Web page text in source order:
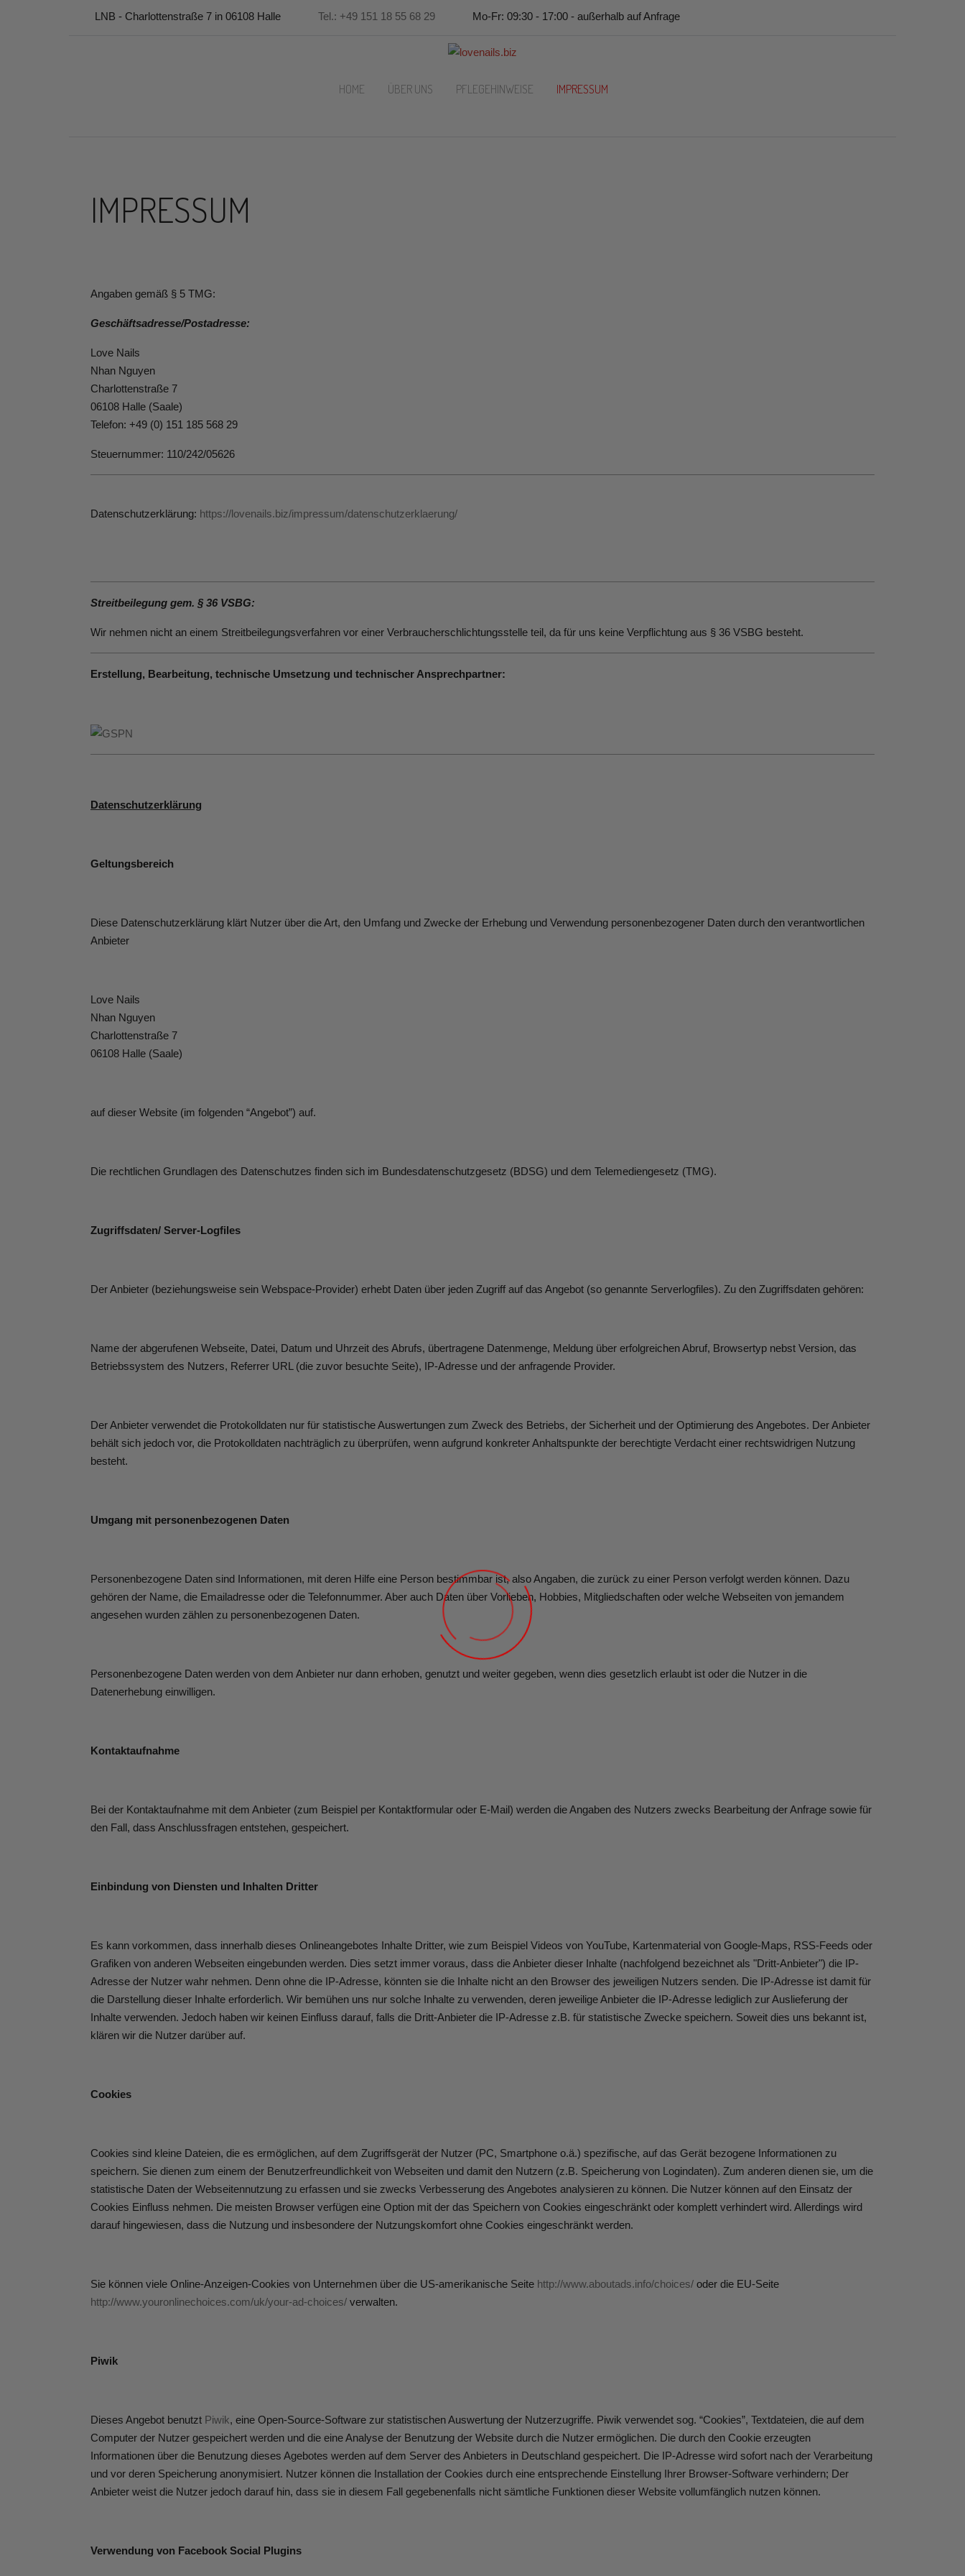
LNB - Charlottenstraße 7 in 06108 Halle Tel.: +49 151 18 55 68 29 Mo-Fr: 09:30 - 17:00 - außerhalb auf Anfrage
HOME ÜBER UNS PFLEGEHINWEISE IMPRESSUM
IMPRESSUM
Angaben gemäß § 5 TMG:
Geschäftsadresse/Postadresse:
Love Nails
Nhan Nguyen
Charlottenstraße 7
06108 Halle (Saale)
Telefon: +49 (0) 151 185 568 29
Steuernummer: 110/242/05626
Datenschutzerklärung: https://lovenails.biz/impressum/datenschutzerklaerung/
Streitbeilegung gem. § 36 VSBG:
Wir nehmen nicht an einem Streitbeilegungsverfahren vor einer Verbraucherschlichtungsstelle teil, da für uns keine Verpflichtung aus § 36 VSBG besteht.
Erstellung, Bearbeitung, technische Umsetzung und technischer Ansprechpartner:
Datenschutzerklärung
Geltungsbereich
Diese Datenschutzerklärung klärt Nutzer über die Art, den Umfang und Zwecke der Erhebung und Verwendung personenbezogener Daten durch den verantwortlichen
Anbieter
Love Nails
Nhan Nguyen
Charlottenstraße 7
06108 Halle (Saale)
auf dieser Website (im folgenden “Angebot”) auf.
Die rechtlichen Grundlagen des Datenschutzes finden sich im Bundesdatenschutzgesetz (BDSG) und dem Telemediengesetz (TMG).
Zugriffsdaten/ Server-Logfiles
Der Anbieter (beziehungsweise sein Webspace-Provider) erhebt Daten über jeden Zugriff auf das Angebot (so genannte Serverlogfiles). Zu den Zugriffsdaten gehören:
Name der abgerufenen Webseite, Datei, Datum und Uhrzeit des Abrufs, übertragene Datenmenge, Meldung über erfolgreichen Abruf, Browsertyp nebst Version, das
Betriebssystem des Nutzers, Referrer URL (die zuvor besuchte Seite), IP-Adresse und der anfragende Provider.
Der Anbieter verwendet die Protokolldaten nur für statistische Auswertungen zum Zweck des Betriebs, der Sicherheit und der Optimierung des Angebotes. Der Anbieter
behält sich jedoch vor, die Protokolldaten nachträglich zu überprüfen, wenn aufgrund konkreter Anhaltspunkte der berechtigte Verdacht einer rechtswidrigen Nutzung
besteht.
Umgang mit personenbezogenen Daten
Personenbezogene Daten sind Informationen, mit deren Hilfe eine Person bestimmbar ist, also Angaben, die zurück zu einer Person verfolgt werden können. Dazu
gehören der Name, die Emailadresse oder die Telefonnummer. Aber auch Daten über Vorlieben, Hobbies, Mitgliedschaften oder welche Webseiten von jemandem
angesehen wurden zählen zu personenbezogenen Daten.
Personenbezogene Daten werden von dem Anbieter nur dann erhoben, genutzt und weiter gegeben, wenn dies gesetzlich erlaubt ist oder die Nutzer in die
Datenerhebung einwilligen.
Kontaktaufnahme
Bei der Kontaktaufnahme mit dem Anbieter (zum Beispiel per Kontaktformular oder E-Mail) werden die Angaben des Nutzers zwecks Bearbeitung der Anfrage sowie für
den Fall, dass Anschlussfragen entstehen, gespeichert.
Einbindung von Diensten und Inhalten Dritter
Es kann vorkommen, dass innerhalb dieses Onlineangebotes Inhalte Dritter, wie zum Beispiel Videos von YouTube, Kartenmaterial von Google-Maps, RSS-Feeds oder
Grafiken von anderen Webseiten eingebunden werden. Dies setzt immer voraus, dass die Anbieter dieser Inhalte (nachfolgend bezeichnet als "Dritt-Anbieter") die IP-
Adresse der Nutzer wahr nehmen. Denn ohne die IP-Adresse, könnten sie die Inhalte nicht an den Browser des jeweiligen Nutzers senden. Die IP-Adresse ist damit für
die Darstellung dieser Inhalte erforderlich. Wir bemühen uns nur solche Inhalte zu verwenden, deren jeweilige Anbieter die IP-Adresse lediglich zur Auslieferung der
Inhalte verwenden. Jedoch haben wir keinen Einfluss darauf, falls die Dritt-Anbieter die IP-Adresse z.B. für statistische Zwecke speichern. Soweit dies uns bekannt ist,
klären wir die Nutzer darüber auf.
Cookies
Cookies sind kleine Dateien, die es ermöglichen, auf dem Zugriffsgerät der Nutzer (PC, Smartphone o.ä.) spezifische, auf das Gerät bezogene Informationen zu
speichern. Sie dienen zum einem der Benutzerfreundlichkeit von Webseiten und damit den Nutzern (z.B. Speicherung von Logindaten). Zum anderen dienen sie, um die
statistische Daten der Webseitennutzung zu erfassen und sie zwecks Verbesserung des Angebotes analysieren zu können. Die Nutzer können auf den Einsatz der
Cookies Einfluss nehmen. Die meisten Browser verfügen eine Option mit der das Speichern von Cookies eingeschränkt oder komplett verhindert wird. Allerdings wird
darauf hingewiesen, dass die Nutzung und insbesondere der Nutzungskomfort ohne Cookies eingeschränkt werden.
Sie können viele Online-Anzeigen-Cookies von Unternehmen über die US-amerikanische Seite http://www.aboutads.info/choices/ oder die EU-Seite
http://www.youronlinechoices.com/uk/your-ad-choices/ verwalten.
Piwik
Dieses Angebot benutzt Piwik, eine Open-Source-Software zur statistischen Auswertung der Nutzerzugriffe. Piwik verwendet sog. “Cookies”, Textdateien, die auf dem
Computer der Nutzer gespeichert werden und die eine Analyse der Benutzung der Website durch die Nutzer ermöglichen. Die durch den Cookie erzeugten
Informationen über die Benutzung dieses Agebotes werden auf dem Server des Anbieters in Deutschland gespeichert. Die IP-Adresse wird sofort nach der Verarbeitung
und vor deren Speicherung anonymisiert. Nutzer können die Installation der Cookies durch eine entsprechende Einstellung Ihrer Browser-Software verhindern; Der
Anbieter weist die Nutzer jedoch darauf hin, dass sie in diesem Fall gegebenenfalls nicht sämtliche Funktionen dieser Website vollumfänglich nutzen können.
Verwendung von Facebook Social Plugins